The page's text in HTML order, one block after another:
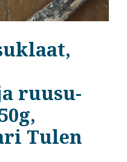
ruusu-
Tulen